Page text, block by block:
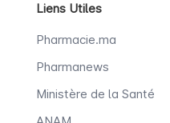
Liens Utiles
Pharmacie.ma
Pharmanews
Ministère de la Santé